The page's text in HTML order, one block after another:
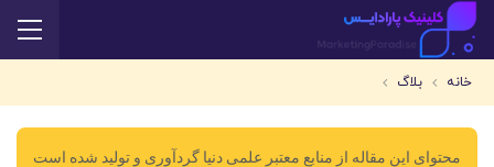
خانه بلاگ
محتوای این مقاله از منابع معتبر علمی دنیا گردآوری و تولید شده است